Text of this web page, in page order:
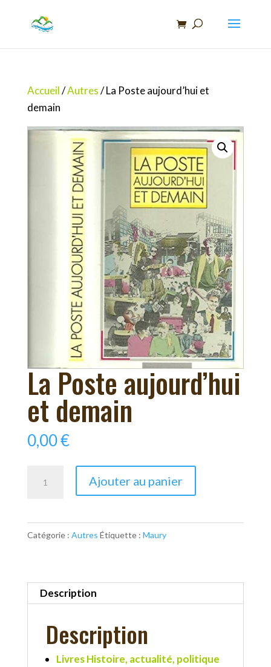
Accueil/Autres/ La Poste aujourd’hui et
demain
La Poste aujourd’hui
et demain
0,00€
Poste
aujourd'hui
Ajouter au panier
Catégorie : Autres Étiquette : Maury
Description
Description
Livres Histoire, actualité, politique